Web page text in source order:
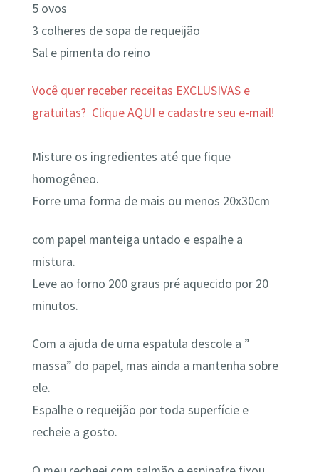
5 ovos⁣
3 colheres de sopa de requeijão⁣
Sal e pimenta⁣ do reino
Você quer receber receitas EXCLUSIVAS e
gratuitas? Clique AQUI e cadastre seu e-mail!
Misture os ingredientes até que fique
homogêneo.⁣
Forre uma forma de mais ou menos 20x30cm
com papel manteiga untado e espalhe a
mistura.⁣
Leve ao forno 200 graus pré aquecido por 20
minutos.⁣
Com a ajuda de uma espatula descole a ”
massa” do papel, mas ainda a mantenha sobre
ele.⁣
Espalhe o requeijão por toda superfície e
recheie a gosto.⁣